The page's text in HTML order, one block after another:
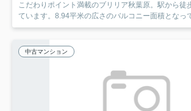
こだわりポイント満載のブリリア秋葉原。駅から徒
ています。8.94平米の広さのバルコニー面積となっ
中古マンション